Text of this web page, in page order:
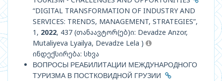
“DIGITAL TRANSFORMATION OF INDUSTRY AND
SERVICES: TRENDS, MANAGEMENT, STRATEGIES”,
1, 2022, 437 (თანაავტორ(ებ)ი: Devadze Anzor,
Mutaliyeva Lyailya, Devadze Lela )
ინდექსირება: სხვა
ВОПРОСЫ РЕАБИЛИТАЦИИ МЕЖДУНАРОДНОГО
ТУРИЗМА В ПОСТКОВИДНОЙ ГРУЗИИ